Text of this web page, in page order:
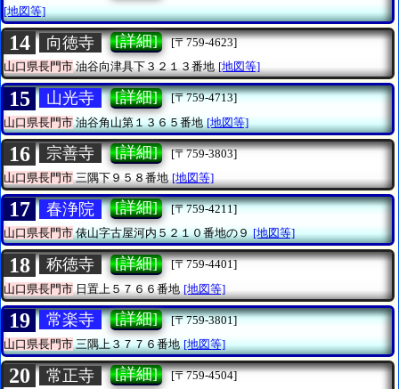
[地図等]
14 向徳寺 [詳細]
[〒759-4623]
山口県長門市油谷向津具下３２１３番地 [地図等]
15 山光寺 [詳細]
[〒759-4713]
山口県長門市油谷角山第１３６５番地 [地図等]
16 宗善寺 [詳細]
[〒759-3803]
山口県長門市 三隅下９５８番地 [地図等]
17 春浄院 [詳細]
[〒759-4211]
山口県長門市俵山字古屋河内５２１０番地の９ [地図等]
18 称徳寺 [詳細]
[〒759-4401]
山口県長門市 日置上５７６６番地 [地図等]
19 常楽寺 [詳細]
[〒759-3801]
山口県長門市三隅上３７７６番地 [地図等]
20 常正寺 [詳細]
[〒759-4504]